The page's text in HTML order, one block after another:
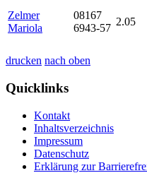
Zelmer
Mariola
08167
6943-57
2.05
drucken nach oben
Quicklinks
Kontakt
Inhaltsverzeichnis
Impressum
Datenschutz
Erklärung zur